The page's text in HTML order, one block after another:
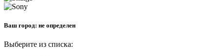
Ваш город: не определен
Выберите из списка: